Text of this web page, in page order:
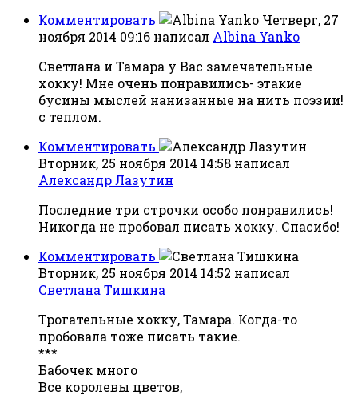
Комментировать
Четверг, 27
ноября 2014 09:16 написал Albina Yanko
Светлана и Тамара у Вас замечательные
хокку! Мне очень понравились- этакие
бусины мыслей нанизанные на нить поэзии!
с теплом.
Комментировать
Вторник, 25 ноября 2014 14:58 написал
Александр Лазутин
Последние три строчки особо понравились!
Никогда не пробовал писать хокку. Спасибо!
Комментировать
Вторник, 25 ноября 2014 14:52 написал
Светлана Тишкина
Трогательные хокку, Тамара. Когда-то
пробовала тоже писать такие.
***
Бабочек много
Все королевы цветов,